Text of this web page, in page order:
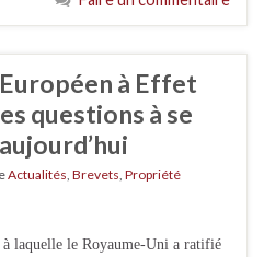
à Effet
questions à se
Actualités Brevets Propriété
laquelle le Royaume-Uni a ratifié